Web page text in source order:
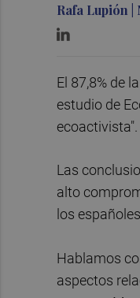
Rafa Lupión |
El 87,8% de
estudio de
ecoactivista".
Las
alto
los
Hablamos
aspectos